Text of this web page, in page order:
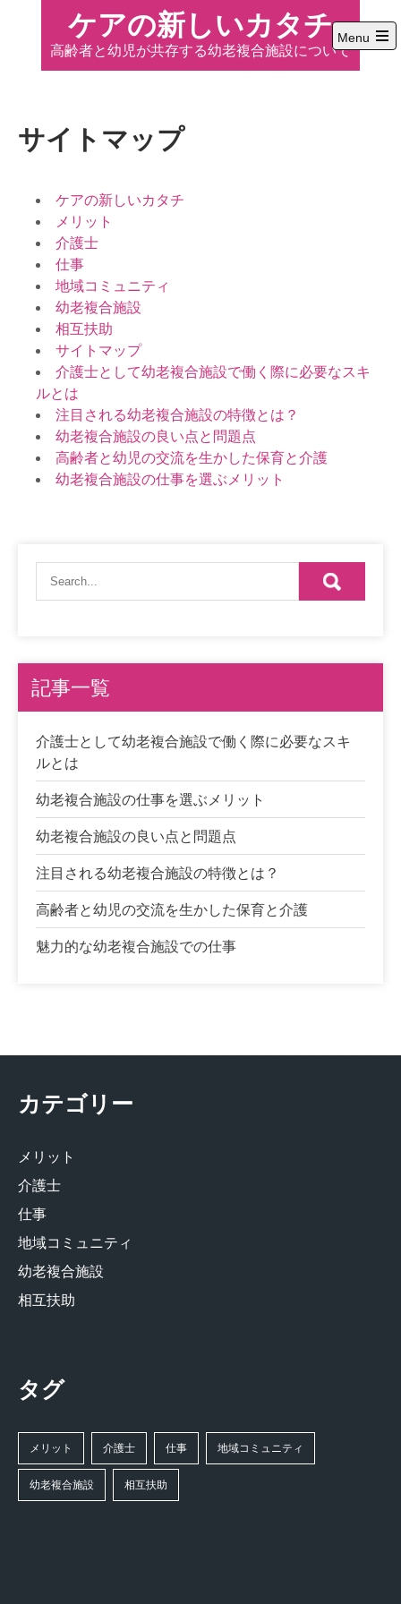
ケアの新しいカタチ
高齢者と幼児が共存する幼老複合施設について
Menu
Open
サイトマップ
ケアの新しいカタチ
メリット
介護士
仕事
地域コミュニティ
幼老複合施設
相互扶助
サイトマップ
介護士として幼老複合施設で働く際に必要なスキ
ルとは
注目される幼老複合施設の特徴とは？
幼老複合施設の良い点と問題点
高齢者と幼児の交流を生かした保育と介護
幼老複合施設の仕事を選ぶメリット
記事一覧
介護士として幼老複合施設で働く際に必要なスキ
ルとは
幼老複合施設の仕事を選ぶメリット
幼老複合施設の良い点と問題点
注目される幼老複合施設の特徴とは？
高齢者と幼児の交流を生かした保育と介護
魅力的な幼老複合施設での仕事
カテゴリー
メリット
介護士
仕事
地域コミュニティ
幼老複合施設
相互扶助
タグ
メリット 介護士 仕事 地域コミュニティ
幼老複合施設 相互扶助